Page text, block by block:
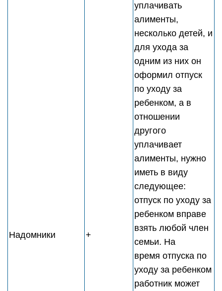
Надомники +
уплачивать
алименты,
несколько детей, и
для ухода за
одним из них он
оформил отпуск
по уходу за
ребенком, а в
отношении
другого
уплачивает
алименты, нужно
иметь в виду
следующее:
отпуск по уходу за
ребенком вправе
взять любой член
семьи. На
время отпуска по
уходу за ребенком
работник может